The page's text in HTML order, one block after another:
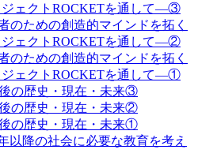
ェクトROCKETを通して―③
のための創造的マインドを拓く
ェクトROCKETを通して―②
のための創造的マインドを拓く
ェクトROCKETを通して―①
の歴史・現在・未来③
の歴史・現在・未来②
の歴史・現在・未来①
以降の社会に必要な教育を考え